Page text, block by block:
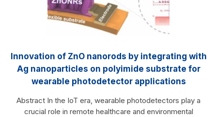
Innovation of ZnO nanorods by integrating with
Ag nanoparticles on polyimide substrate for
wearable photodetector applications
Abstract In the IoT era, wearable photodetectors play a
crucial role in remote healthcare and environmental